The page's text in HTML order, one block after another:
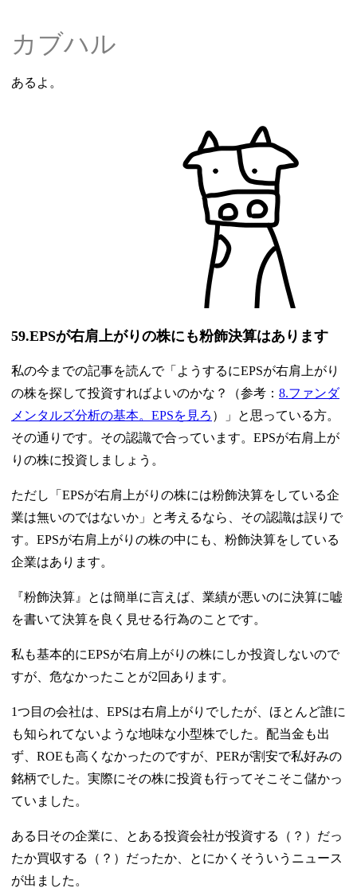
カブハル
あるよ。
59.EPSが右肩上がりの株にも粉飾決算はあります
私の今までの記事を読んで「ようするにEPSが右肩上がり
の株を探して投資すればよいのかな？（参考： 8.ファンダ
メンタルズ分析の基本。EPSを見ろ ）」と思っている方。
その通りです。その認識で合っています。EPSが右肩上が
りの株に投資しましょう。
ただし「EPSが右肩上がりの株には粉飾決算をしている企
業は無いのではないか」と考えるなら、その認識は誤りで
す。EPSが右肩上がりの株の中にも、粉飾決算をしている
企業はあります。
『粉飾決算』とは簡単に言えば、業績が悪いのに決算に嘘
を書いて決算を良く見せる行為のことです。
私も基本的にEPSが右肩上がりの株にしか投資しないので
すが、危なかったことが2回あります。
1つ目の会社は、EPSは右肩上がりでしたが、ほとんど誰に
も知られてないような地味な小型株でした。配当金も出
ず、ROEも高くなかったのですが、PERが割安で私好みの
銘柄でした。実際にその株に投資も行ってそこそこ儲かっ
ていました。
ある日その企業に、とある投資会社が投資する（？）だっ
たか買収する（？）だったか、とにかくそういうニュース
が出ました。